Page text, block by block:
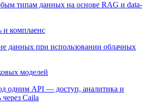
типам данных на основе RAG и data-
и комплаенс
данных при использовании облачных
моделей
одним API — доступ, аналитика и
через Caila